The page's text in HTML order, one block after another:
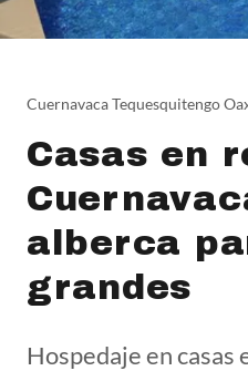
Cuernavaca Tequesquitengo
Casas en
alberca
grandes
Hospedaje en casas